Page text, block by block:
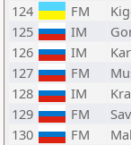
124
FM
125
IM
126
IM
127
FM
128
IM
129
FM
130
FM